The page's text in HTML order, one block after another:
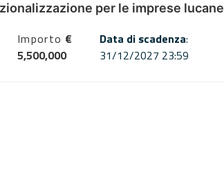
per le imprese lucane
Importo €
5,500,000
Data di scadenza:
31/12/2027 23:59